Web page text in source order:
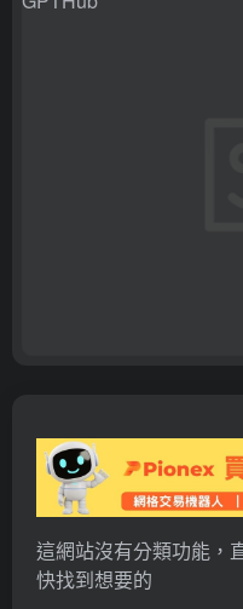
這網站沒有分類功能，
快找到想要的